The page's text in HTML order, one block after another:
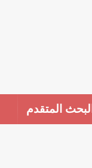
البحث المتقدم